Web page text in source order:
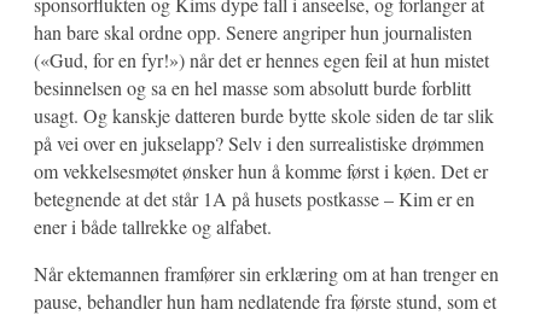
han bare skal ordne opp. Senere angriper hun journalisten
(«Gud, for en fyr!») når det er hennes egen feil at hun mistet
besinnelsen og sa en hel masse som absolutt burde forblitt
usagt. Og kanskje datteren burde bytte skole siden de tar slik
på vei over en jukselapp? Selv i den surrealistiske drømmen
om vekkelsesmøtet ønsker hun å komme først i køen. Det er
betegnende at det står 1A på husets postkasse – Kim er en
ener i både tallrekke og alfabet.
Når ektemannen framfører sin erklæring om at han trenger en
pause, behandler hun ham nedlatende fra første stund, som et